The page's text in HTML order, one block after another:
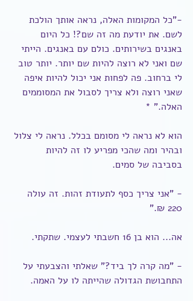
-"כל המקומות האלה, נראה אותך הולכת
לשם. את יודעת מה זה שם?! כל היום
באנגים בשירותים. כולם עם באנגים. הייתי
שם ואני לא רוצה להיות שם יותר. יותר טוב
לי ברחוב. פה לפחות אני יכול להיות איפה
שאני רוצה ולא צריך לסבול את המסוממים
האלה." *
הוא לא נראה לי מסומם בכלל. נראה לי צלול
ובהיר ומה שהכי מפריע לו זה להיות
בסביבה של סמים.
- "אני צריך כסף לתעודת זהות. זה עולה
220 ₪."
אה... הוא בן 16 חשבתי לעצמי. שתקתי.
- "מה קרה לך ביד?" שאלתי והצבעתי על
התחבושת הגדולה שהייתה לו על האמה.